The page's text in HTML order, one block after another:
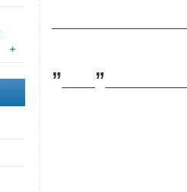
+